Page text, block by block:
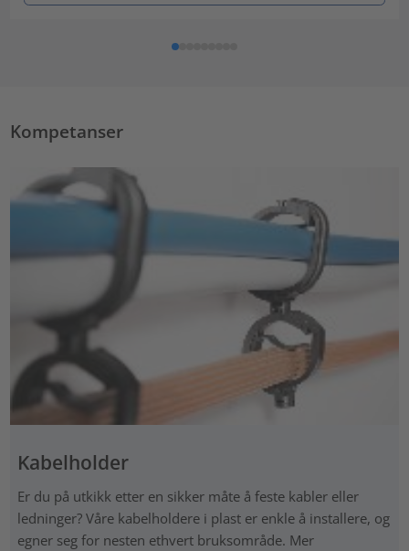
Kompetanser
Kabelholder
Er du på utkikk etter en sikker måte å feste kabler eller
ledninger? Våre kabelholdere i plast er enkle å installere, og
egner seg for nesten ethvert bruksområde. Mer